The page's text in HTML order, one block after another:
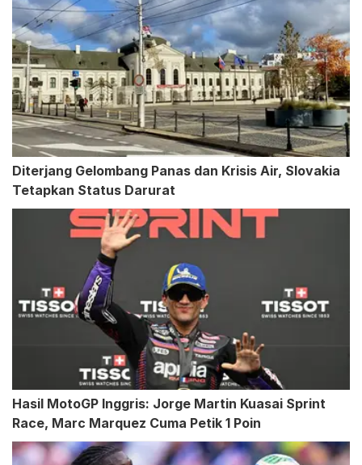
Diterjang Gelombang Panas dan Krisis Air, Slovakia
Tetapkan Status Darurat
Hasil MotoGP Inggris: Jorge Martin Kuasai Sprint
Race, Marc Marquez Cuma Petik 1 Poin